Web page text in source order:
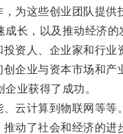
这些创业团队提供
长，以及推动经济的
人、企业家和行业
业与资本市场和产
业获得了成功。
云计算到物联网等等。
动了社会和经济的进